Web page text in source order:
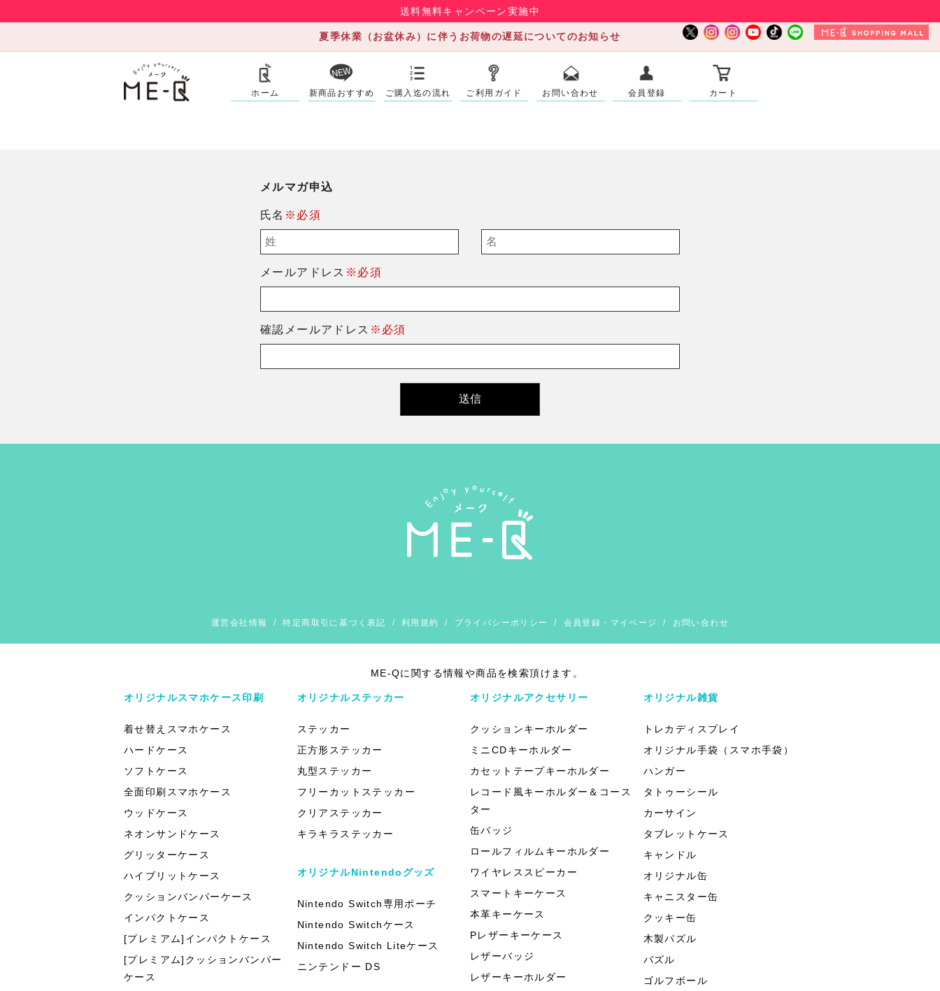
送料無料キャンペーン実施中
夏季休業（お盆休み）に伴うお荷物の遅延についてのお知らせ
ホーム 新商品おすすめ ご購入迄の流れ ご利用ガイド お問い合わせ 会員登録 カート
メルマガ申込
氏名 ※必須
メールアドレス ※必須
確認メールアドレス ※必須
運営会社情報 /特定商取引に基づく表記 / 利用規約 / プライバシーポリシー / 会員登録・マイページ / お問い合わせ
ME-Qに関する情報や商品を検索頂けます。
オリジナルスマホケース印刷
着せ替えスマホケース
ハードケース
ソフトケース
全面印刷スマホケース
ウッドケース
ネオンサンドケース
グリッターケース
ハイブリットケース
クッションバンパーケース
インパクトケース
[プレミアム]インパクトケース
[プレミアム]クッションバンパー
ケース
オリジナルステッカー
ステッカー
正方形ステッカー
丸型ステッカー
フリーカットステッカー
クリアステッカー
キラキラステッカー
オリジナルNintendoグッズ
Nintendo Switch専用ポーチ
Nintendo Switchケース
Nintendo Switch Liteケース
ニンテンドー DS
オリジナルアクセサリー
クッションキーホルダー
ミニCDキーホルダー
カセットテープキーホルダー
レコード風キーホルダー＆コース
ター
缶バッジ
ロールフィルムキーホルダー
ワイヤレススピーカー
スマートキーケース
本革キーケース
Pレザーキーケース
レザーバッジ
レザーキーホルダー
オリジナル雑貨
トレカディスプレイ
オリジナル手袋（スマホ手袋）
ハンガー
タトゥーシール
カーサイン
タブレットケース
キャンドル
オリジナル缶
キャニスター缶
クッキー缶
木製パズル
パズル
ゴルフボール